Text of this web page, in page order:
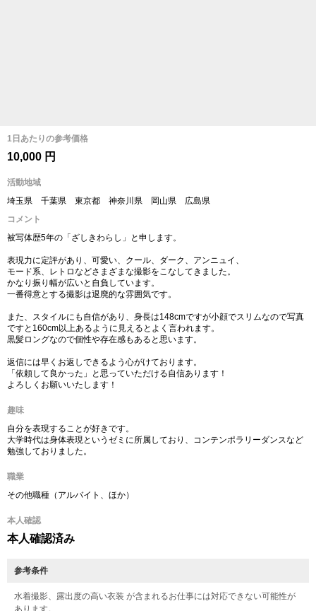
1日あたりの参考価格
10,000 円
活動地域
埼玉県 千葉県 東京都 神奈川県 岡山県 広島県
コメント
被写体歴5年の「ざしきわらし」と申します。
表現力に定評があり、可愛い、クール、ダーク、アンニュイ、
モード系、レトロなどさまざまな撮影をこなしてきました。
かなり振り幅が広いと自負しています。
一番得意とする撮影は退廃的な雰囲気です。
また、スタイルにも自信があり、身長は148cmですが小顔でスリムなので写真
ですと160cm以上あるように見えるとよく言われます。
黒髪ロングなので個性や存在感もあると思います。
返信には早くお返しできるよう心がけております。
「依頼して良かった」と思っていただける自信あります！
よろしくお願いいたします！
趣味
自分を表現することが好きです。
大学時代は身体表現というゼミに所属しており、コンテンポラリーダンスなど
勉強しておりました。
職業
その他職種（アルバイト、ほか）
本人確認
本人確認済み
参考条件
水着撮影、露出度の高い衣装 が含まれるお仕事には対応できない可能性が
あります。